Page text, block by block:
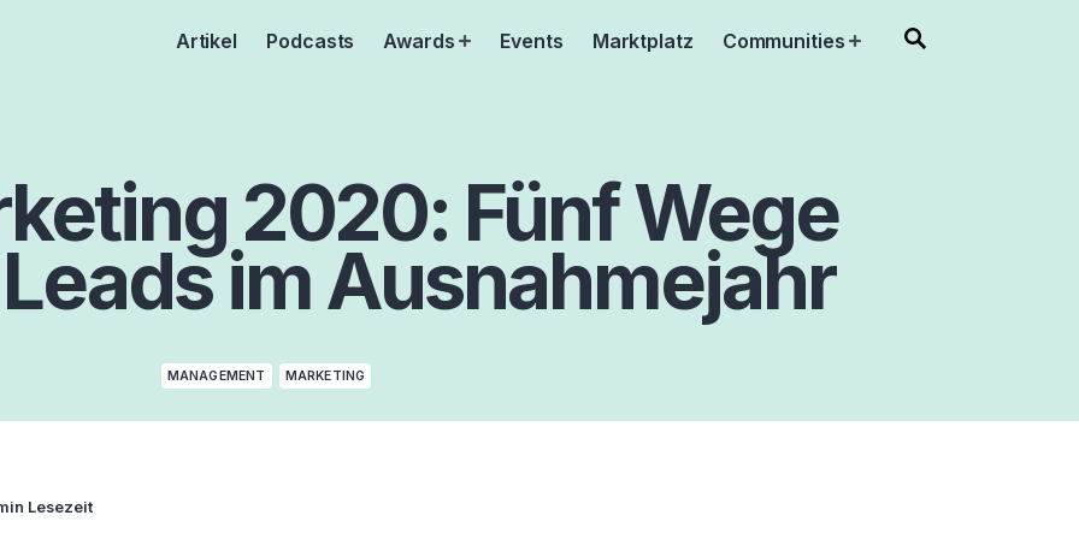
Artikel Podcasts Awards OpenEvents Marktplatz Communities Open
2020: Fünf Wege
im Ausnahmejahr
MANAGEMENT MARKETING
Lesezeit